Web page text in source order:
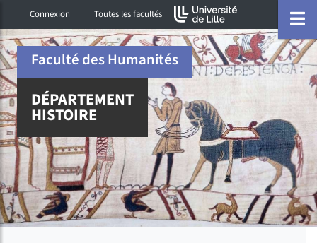
Connexion Toutes les facultés
menu
Faculté des Humanités
DÉPARTEMENT
HISTOIRE